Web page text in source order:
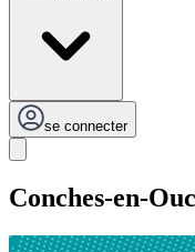
se connecter
Conches-en-